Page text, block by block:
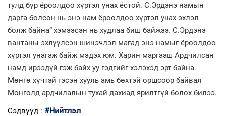
тулд бүр ёроолдоо хүртэл унах ёстой. С.Эрдэнэ намын
дарга болсон нь энэ нам ёроолдоо хүртэл унах эхлэл
болж байна” хэмээсэн нь худлаа биш байжээ. С.Эрдэнэ
вантаны эхлүүлсэн шинэчлэл магад энэ намыг ёроолдоо
хүртэл унагаж байж мэдэх юм. Харин маргааш Ардчилсан
намд ирээдүй гэж байх уу гэдгийг хэлэхэд эрт байна.
Мөнгө хүчтэй гэсэн хууль амь бөхтэй оршсоор байвал
Монголд ардчилалын тухай дахиад ярилтгүй болох билээ.
Сэдвүүд : #Нийтлэл